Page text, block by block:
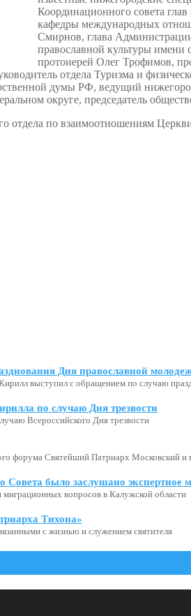
Координационного совета
кафедры международных
Смирнов, глава
православной культуры имени
протоиерей Олег Трофимов,
отдела Туризма и
думы РФ, ведущий
округе, председатель
отдела по взаимоотношениям
Дня православной
выступил с обращением по случаю
по случаю Дня трезвости
Всероссийского Дня трезвости
форума Святейший Патриарх Московский и
Совета было заслушано
вопросов в Калужской области
Тихона»
с жизнью и служением святителя